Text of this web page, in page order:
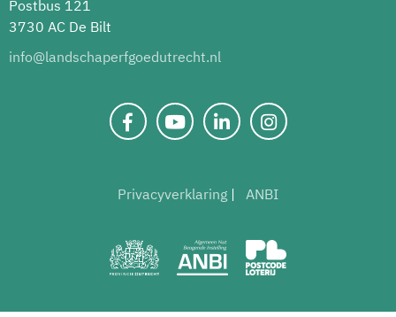
Postbus 121
3730 AC De Bilt
info@landschaperfgoedutrecht.nl
Privacyverklaring ANBI